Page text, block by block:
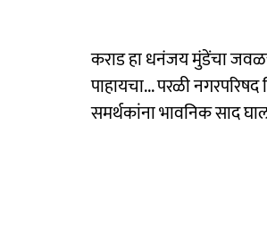
कराड हा धनंजय मुंडेंचा
पाहायचा... परळी
समर्थकांना भावनिक साद